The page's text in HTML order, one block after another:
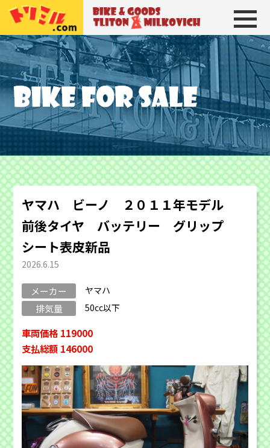
トリトン＆ミルコビッチ BIKE＆
ヤマハ ビーノ ２０１１年モデル
前後タイヤ バッテリー グリップ
シート表皮新品
2026.6.15
メーカー ヤマハ
排気量 50cc以下
車両価格 119000
支払総額 146000